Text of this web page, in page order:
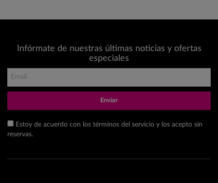
Infórmate de nuestras últimas noticias y ofertas
especiales
Enviar
Estoy de acuerdo con los términos del servicio y los acepto sin
reservas.